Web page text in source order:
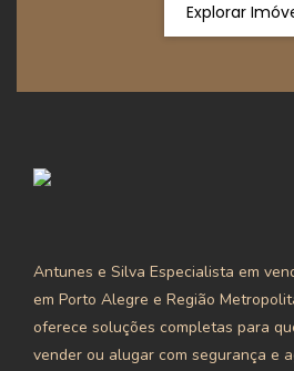
Explorar
Antunes e Silva Especialista em
em Porto Alegre e Região
oferece soluções completas para
vender ou alugar com segurança e